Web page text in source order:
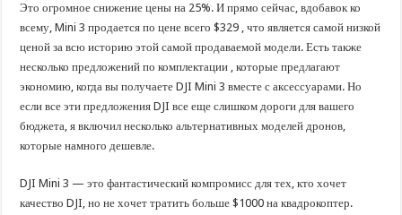
Это огромное снижение цены на 25%. И прямо сейчас, вдобавок ко
всему, Mini 3 продается по цене всего $329 , что является самой низкой
ценой за всю историю этой самой продаваемой модели. Есть также
несколько предложений по комплектации , которые предлагают
экономию, когда вы получаете DJI Mini 3 вместе с аксессуарами. Но
если все эти предложения DJI все еще слишком дороги для вашего
бюджета, я включил несколько альтернативных моделей дронов,
которые намного дешевле.
DJI Mini 3 — это фантастический компромисс для тех, кто хочет
качество DJI, но не хочет тратить больше $1000 на квадрокоптер.